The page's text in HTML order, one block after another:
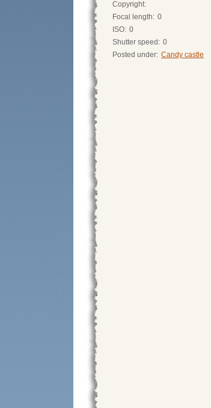
Copyright:
Focal length: 0
ISO: 0
Shutter speed: 0
Posted under: Candy castle